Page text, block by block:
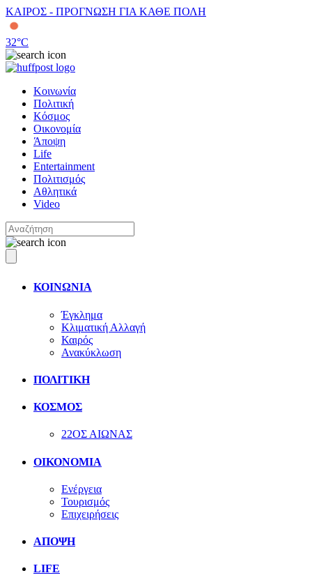
ΚΑΙΡΟΣ - ΠΡΟΓΝΩΣΗ ΓΙΑ ΚΑΘΕ ΠΟΛΗ
32°C
Κοινωνία
Πολιτική
Κόσμος
Οικονομία
Άποψη
Life
Entertainment
Πολιτισμός
Αθλητικά
Video
ΚΟΙΝΩΝΙΑ
Έγκλημα
Κλιματική Αλλαγή
Καιρός
Ανακύκλωση
ΠΟΛΙΤΙΚΗ
ΚΟΣΜΟΣ
22ΟΣ ΑΙΩΝΑΣ
ΟΙΚΟΝΟΜΙΑ
Ενέργεια
Τουρισμός
Επιχειρήσεις
ΑΠΟΨΗ
LIFE